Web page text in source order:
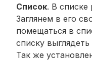
Список. В
Заглянем в его
помещаться в
списку
Так же